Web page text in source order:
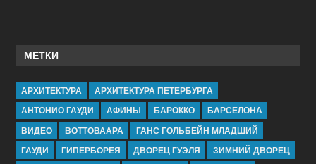
МЕТКИ
АРХИТЕКТУРА
АРХИТЕКТУРА ПЕТЕРБУРГА
АНТОНИО ГАУДИ
АФИНЫ БАРОККО
БАРСЕЛОНА
ВИДЕО
ВОТТОВААРА
ГАНС ГОЛЬБЕЙН МЛАДШИЙ
ГАУДИ
ГИПЕРБОРЕЯ ДВОРЕЦ ГУЭЛЯ ЗИМНИЙ ДВОРЕЦ